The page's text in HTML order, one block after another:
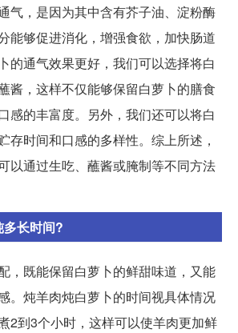
气，是因为其中含有芥子油、淀粉酶
能够促进消化，增强食欲，加快肠道
的通气效果更好，我们可以选择将白
酱，这样不仅能够保留白萝卜的膳食
感的丰富度。另外，我们还可以将白
存时间和口感的多样性。综上所述，
以通过生吃、蘸酱或腌制等不同方法
多长时间?
，既能保留白萝卜的鲜甜味道，又能
。炖羊肉炖白萝卜的时间视具体情况
2到3个小时，这样可以使羊肉更加鲜